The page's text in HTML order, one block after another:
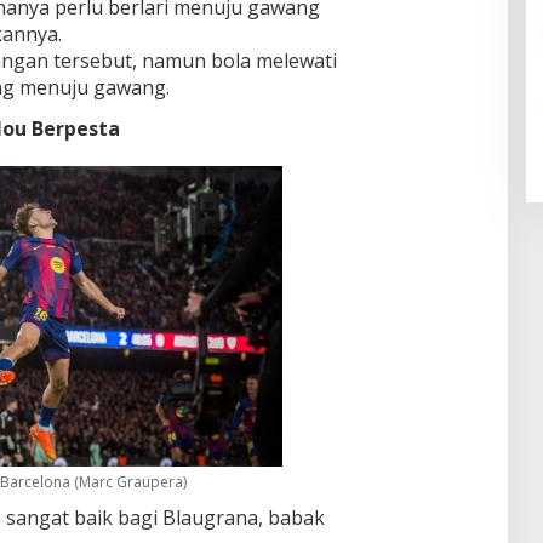
perlu berlari menuju gawang
tersebut, namun bola melewati
menuju gawang.
Berpesta
(Marc Graupera)
baik bagi Blaugrana, babak
Pendaftaran Istana Dibuka,